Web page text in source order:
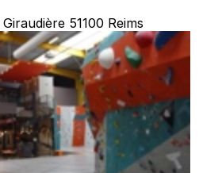
51100 Reims